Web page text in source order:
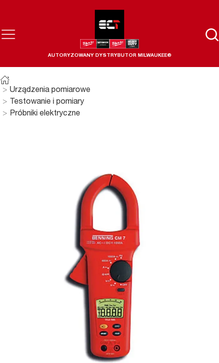
AUTORYZOWANY DYSTRYBUTOR MILWAUKEE®
Urządzenia pomiarowe
Testowanie i pomiary
Próbniki elektryczne